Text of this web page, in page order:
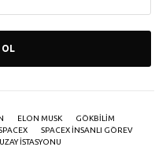
ELON MUSK
GÖKBILIM
SPACEX INSANLI GÖREV
UZAY ISTASYONU